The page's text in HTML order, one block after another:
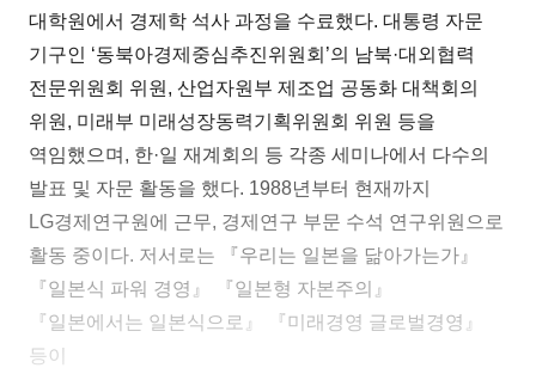
대학원에서 경제학 석사 과정을 수료했다. 대통령 자문
기구인 ‘동북아경제중심추진위원회’의 남북·대외협력
전문위원회 위원, 산업자원부 제조업 공동화 대책회의
위원, 미래부 미래성장동력기획위원회 위원 등을
역임했으며, 한·일 재계회의 등 각종 세미나에서 다수의
발표 및 자문 활동을 했다. 1988년부터 현재까지
LG경제연구원에 근무, 경제연구 부문 수석 연구위원으로
활동 중이다. 저서로는 『우리는 일본을 닮아가는가』
『일본식 파워 경영』 『일본형 자본주의』
『일본에서는 일본식으로』 『미래경영 글로벌경영』
등이